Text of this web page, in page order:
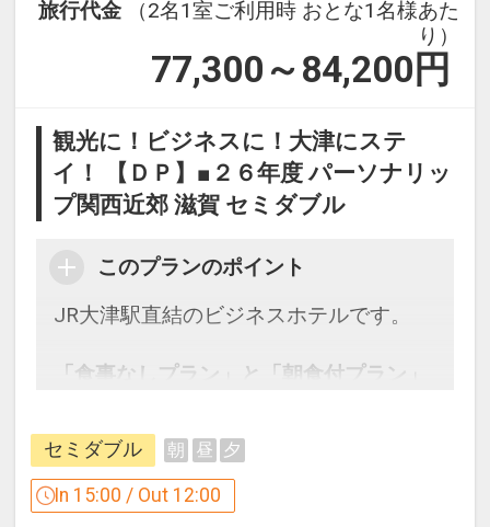
旅行代金
（2名1室ご利用時 おとな1名様あた
り）
77,300～84,200 円
観光に！ビジネスに！大津にステ
イ！ 【ＤＰ】■２６年度 パーソナリッ
プ関西近郊 滋賀 セミダブル
このプランのポイント
JR大津駅直結のビジネスホテルです。
「食事なしプラン」と「朝食付プラン」
●「食事なしプラン」と「朝食付プラ
ン」を掲載しています。
※ご覧のページがどちらかを
セミダブル 朝 昼 夕
In 15:00 / Out 12:00